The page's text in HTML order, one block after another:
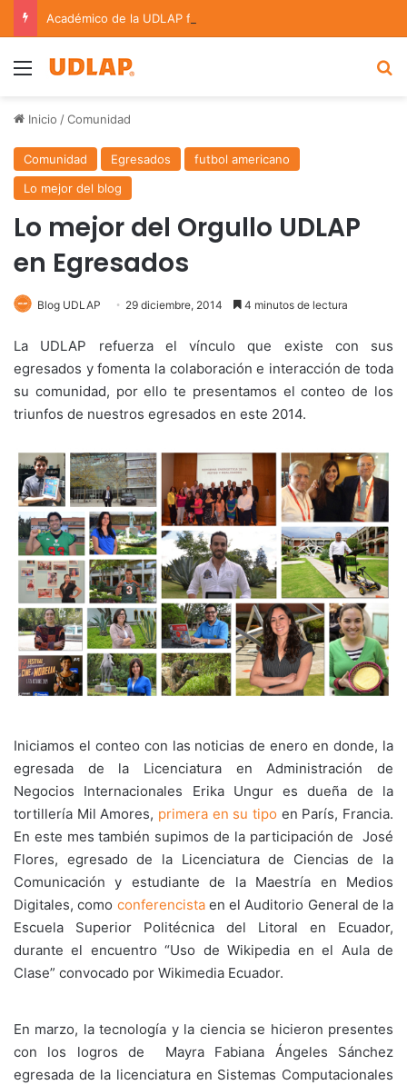
Menu
Inicio /Comunidad
Comunidad Egresados
futbol americano
Lo mejor del blog
Lo mejor del Orgullo UDLAP
en Egresados
Blog UDLAP 29 diciembre, 2014 4 minutos de lectura
La UDLAP refuerza el vínculo que existe con sus
egresados y fomenta la colaboración e interacción de toda
su comunidad, por ello te presentamos el conteo de los
triunfos de nuestros egresados en este 2014.
Iniciamos el conteo con las noticias de enero en donde, la
egresada de la Licenciatura en Administración de
Negocios Internacionales Erika Ungur es dueña de la
tortillería Mil Amores, primera en su tipo en París, Francia.
En este mes también supimos de la participación de José
Flores, egresado de la Licenciatura de Ciencias de la
Comunicación y estudiante de la Maestría en Medios
Digitales, como conferencistaen el Auditorio General de la
Escuela Superior Politécnica del Litoral en Ecuador,
durante el encuentro “Uso de Wikipedia en el Aula de
Clase” convocado por Wikimedia Ecuador.
En marzo, la tecnología y la ciencia se hicieron presentes
con los logros de Mayra Fabiana Ángeles Sánchez
egresada de la licenciatura en Sistemas Computacionales